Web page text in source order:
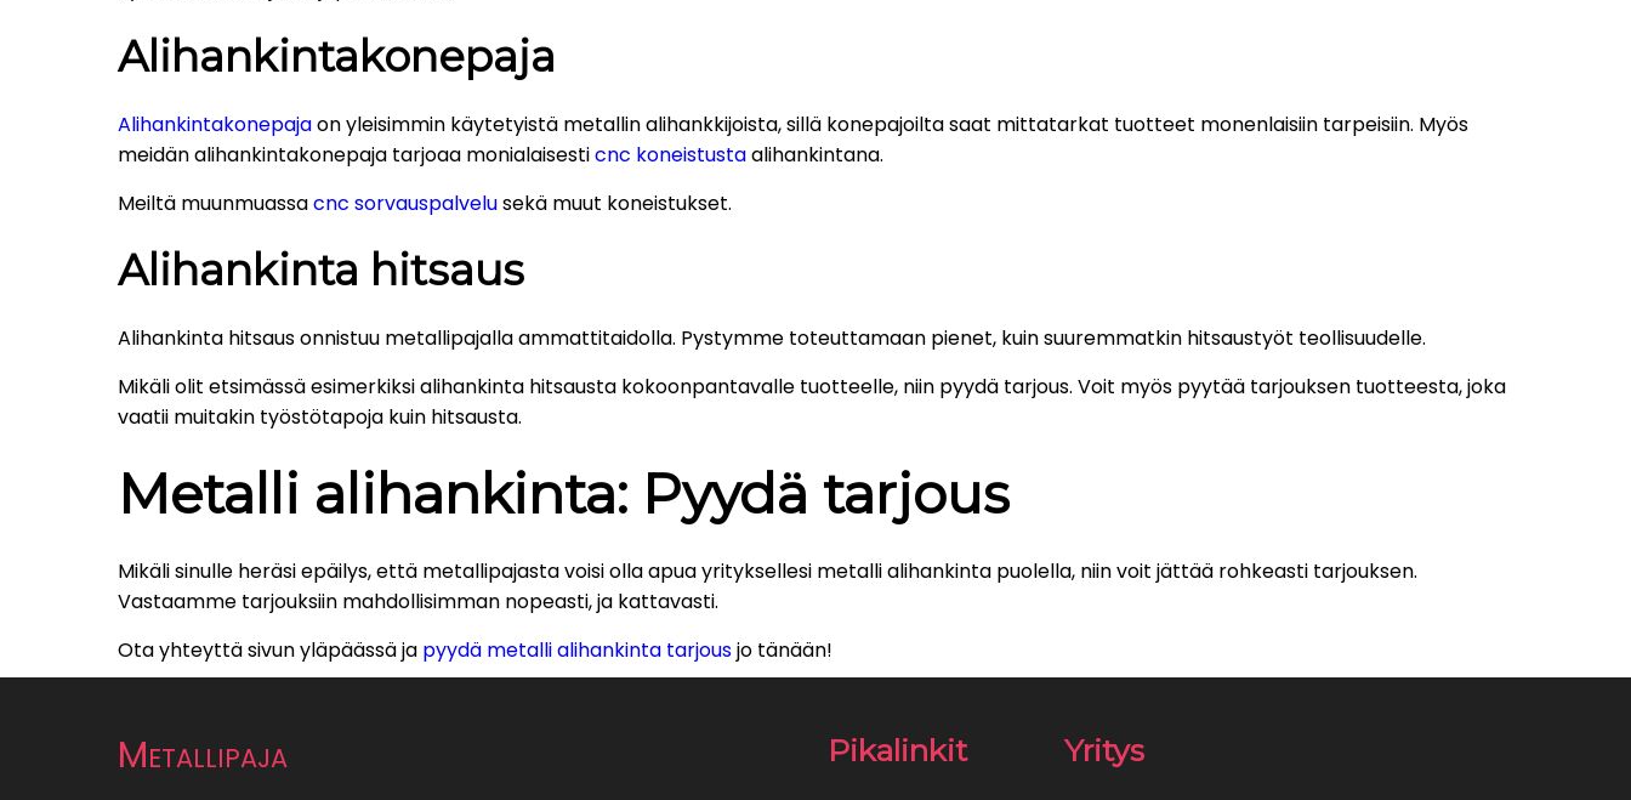
Alihankintakonepaja
Alihankintakonepajaon yleisimmin käytetyistä metallin alihankkijoista, sillä konepajoilta saat mittatarkat tuotteet monenlaisiin tarpeisiin. Myös
meidän alihankintakonepaja tarjoaa monialaisesticnc koneistustaalihankintana.
Meiltä muunmuassacnc sorvauspalvelusekä muut koneistukset.
Alihankinta hitsaus
Alihankinta hitsaus onnistuu metallipajalla ammattitaidolla. Pystymme toteuttamaan pienet, kuin suuremmatkin hitsaustyöt teollisuudelle.
Mikäli olit etsimässä esimerkiksi alihankinta hitsausta kokoonpantavalle tuotteelle, niin pyydä tarjous. Voit myös pyytää tarjouksen tuotteesta, joka
vaatii muitakin työstötapoja kuin hitsausta.
Metalli alihankinta: Pyydä tarjous
Mikäli sinulle heräsi epäilys, että metallipajasta voisi olla apua yrityksellesi metalli alihankinta puolella, niin voit jättää rohkeasti tarjouksen.
Vastaamme tarjouksiin mahdollisimman nopeasti, ja kattavasti.
Ota yhteyttä sivun yläpäässä ja pyydä metalli alihankinta tarjousjo tänään!
Metallipaja Pikalinkit Yritys